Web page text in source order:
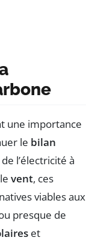
une importance
le bilan
l’électricité à
vent, ces
viables aux
presque de
et